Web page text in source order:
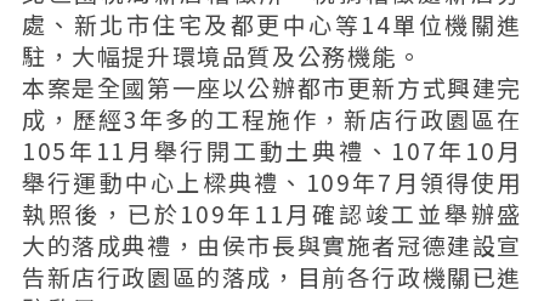
處、新北市住宅及都更中心等14單位機關進
駐，大幅提升環境品質及公務機能。
本案是全國第一座以公辦都市更新方式興建完
成，歷經3年多的工程施作，新店行政園區在
105年11月舉行開工動土典禮、107年10月
舉行運動中心上樑典禮、109年7月領得使用
執照後，已於109年11月確認竣工並舉辦盛
大的落成典禮，由侯市長與實施者冠德建設宣
告新店行政園區的落成，目前各行政機關已進